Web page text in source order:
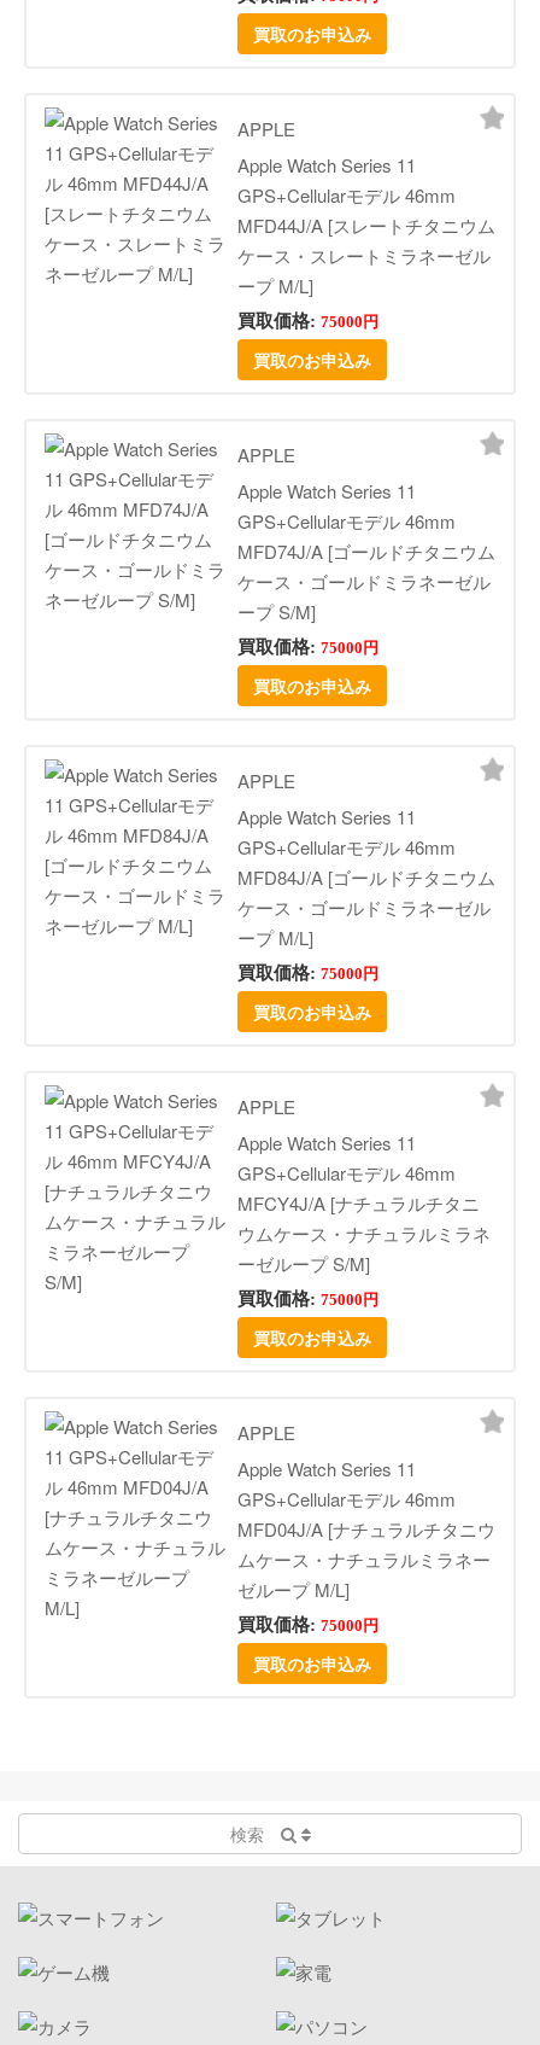
買取のお申込み
APPLE
Apple Watch Series 11
GPS+Cellularモデル 46mm
MFD44J/A [スレートチタニウム
ケース・スレートミラネーゼル
ープ M/L]
買取価格: 75000円
買取のお申込み
APPLE
Apple Watch Series 11
GPS+Cellularモデル 46mm
MFD74J/A [ゴールドチタニウム
ケース・ゴールドミラネーゼル
ープ S/M]
買取価格: 75000円
買取のお申込み
APPLE
Apple Watch Series 11
GPS+Cellularモデル 46mm
MFD84J/A [ゴールドチタニウム
ケース・ゴールドミラネーゼル
ープ M/L]
買取価格: 75000円
買取のお申込み
APPLE
Apple Watch Series 11
GPS+Cellularモデル 46mm
MFCY4J/A [ナチュラルチタニ
ウムケース・ナチュラルミラネ
ーゼループ S/M]
買取価格: 75000円
買取のお申込み
APPLE
Apple Watch Series 11
GPS+Cellularモデル 46mm
MFD04J/A [ナチュラルチタニウ
ムケース・ナチュラルミラネー
ゼループ M/L]
買取価格: 75000円
買取のお申込み
検索